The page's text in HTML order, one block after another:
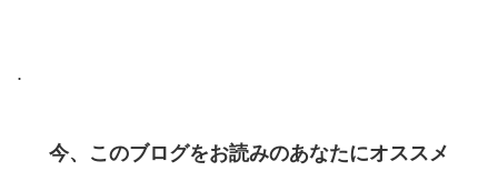
.
今、このブログをお読みのあなたにオススメ